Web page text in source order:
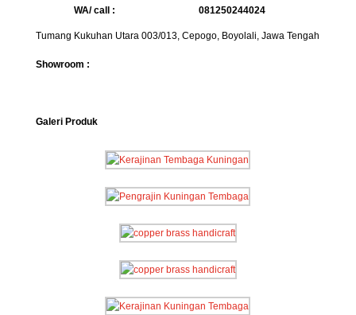
WA/ call : 081250244024
Tumang Kukuhan Utara 003/013, Cepogo, Boyolali, Jawa Tengah
Showroom :
Galeri Produk